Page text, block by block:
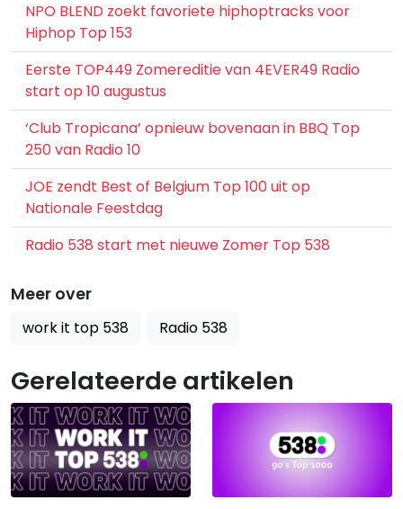
NPO BLEND zoekt favoriete hiphoptracks voor
Hiphop Top 153
Eerste TOP449 Zomereditie van 4EVER49 Radio
start op 10 augustus
‘Club Tropicana’ opnieuw bovenaan in BBQ Top
250 van Radio 10
JOE zendt Best of Belgium Top 100 uit op
Nationale Feestdag
Radio 538 start met nieuwe Zomer Top 538
Meer over
work it top 538 Radio 538
Gerelateerde artikelen